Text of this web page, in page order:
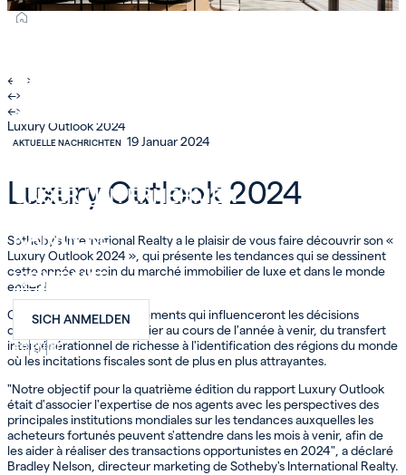
OFF-MARKET
SCHÄTZEN UND VERKAUFEN
INVEST
UNSER UNTERNEHMEN
KARRIERE
KONTAKT
SICH ANMELDEN
FRENDE
←
›
←›
←›
Luxury Outlook 2024
AKTUELLE NACHRICHTEN 19 Januar 2024
Luxury Outlook 2024
Sotheby's International Realty a le plaisir de vous faire découvrir son «
Luxury Outlook 2024 », qui présente les tendances qui se dessinent
cette année au sein du marché immobilier de luxe et dans le monde
entier !
Ce rapport analyse les éléments qui influenceront les décisions
d'investissement immobilier au cours de l'année à venir, du transfert
intergénérationnel de richesse à l'identification des régions du monde
où les incitations fiscales sont de plus en plus attrayantes.
"Notre objectif pour la quatrième édition du rapport Luxury Outlook
était d'associer l'expertise de nos agents avec les perspectives des
principales institutions mondiales sur les tendances auxquelles les
acheteurs fortunés peuvent s'attendre dans les mois à venir, afin de
les aider à réaliser des transactions opportunistes en 2024", a déclaré
Bradley Nelson, directeur marketing de Sotheby's International Realty.